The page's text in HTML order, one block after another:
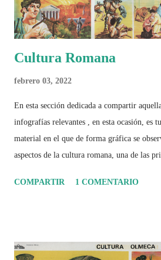
Cultura Romana
febrero 03, 2022
En esta sección dedicada a compartir
infografías relevantes , en esta ocasión, es
material en el que de forma gráfica se
aspectos de la cultura romana, una de las
COMPARTIR
1 COMENTARIO